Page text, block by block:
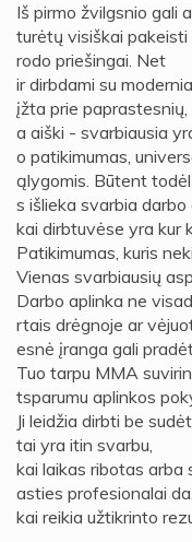
Iš pirmo žvilgsnio gali
turėtų visiškai
rodo priešingai. Net
ir dirbdami su
įžta prie
a aiški - svarbiausia
o patikimumas,
ąlygomis. Būtent
s išlieka svarbia darbo
kai dirbtuvėse yra kur
Patikimumas, kuris
Vienas svarbiausių
Darbo aplinka ne
rtais drėgnoje ar
esnė įranga gali
Tuo tarpu MMA
tsparumu aplinkos
Ji leidžia dirbti be
tai yra itin svarbu,
kai laikas ribotas arba
asties profesionalai
kai reikia užtikrinto